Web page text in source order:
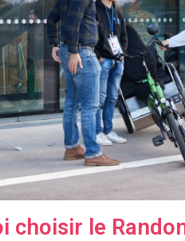
choisir le